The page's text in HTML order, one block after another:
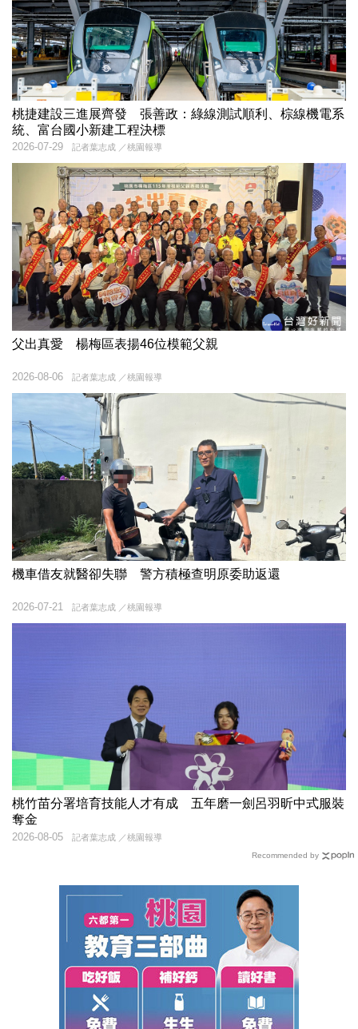
桃捷建設三進展齊發 張善政：綠線測試順利、棕線機電系
統、富台國小新建工程決標
記者葉志成 ／桃園報導
2026-07-29
父出真愛 楊梅區表揚46位模範父親
記者葉志成 ／桃園報導
2026-08-06
機車借友就醫卻失聯 警方積極查明原委助返還
記者葉志成 ／桃園報導
2026-07-21
桃竹苗分署培育技能人才有成 五年磨一劍呂羽昕中式服裝
奪金
記者葉志成 ／桃園報導
2026-08-05
Recommended by